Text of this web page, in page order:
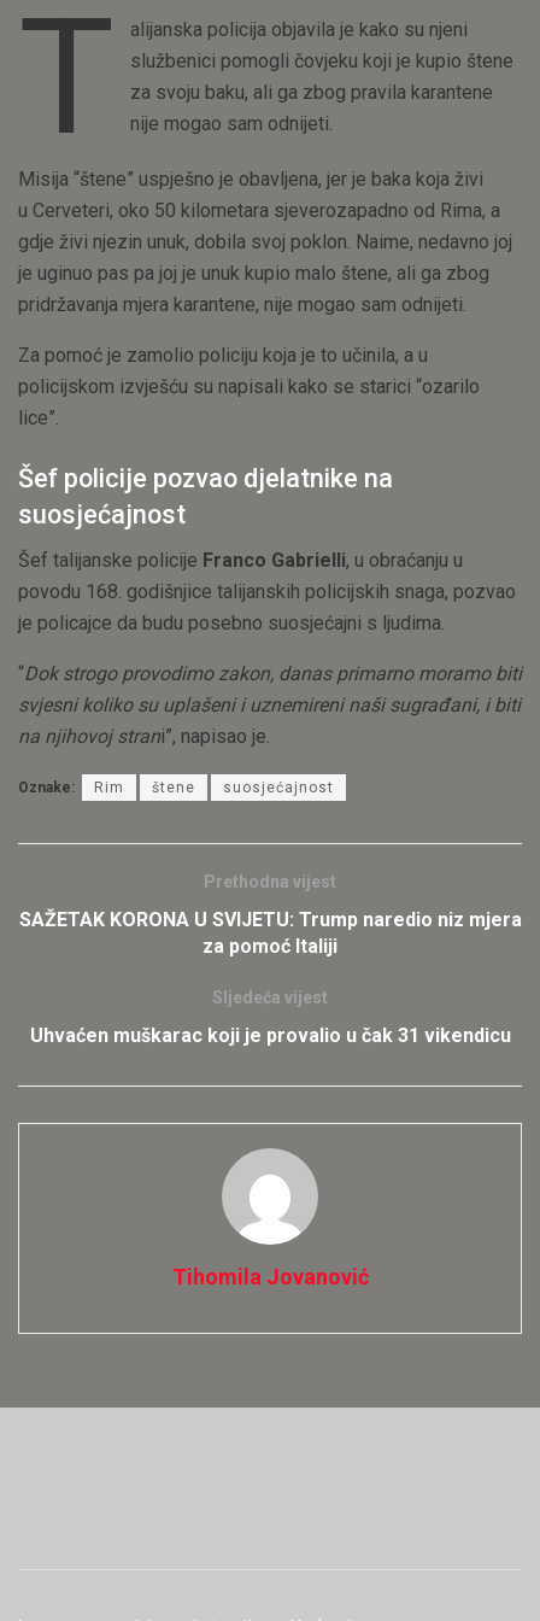
T
alijanska policija objavila je kako su njeni
službenici pomogli čovjeku koji je kupio štene
za svoju baku, ali ga zbog pravila karantene
nije mogao sam odnijeti.
Misija “štene” uspješno je obavljena, jer je baka koja živi
u Cerveteri, oko 50 kilometara sjeverozapadno od Rima, a
gdje živi njezin unuk, dobila svoj poklon. Naime, nedavno joj
je uginuo pas pa joj je unuk kupio malo štene, ali ga zbog
pridržavanja mjera karantene, nije mogao sam odnijeti.
Za pomoć je zamolio policiju koja je to učinila, a u
policijskom izvješću su napisali kako se starici “ozarilo
lice”.
Šef policije pozvao djelatnike na
suosjećajnost
Šef talijanske policije Franco Gabrielli, u obraćanju u
povodu 168. godišnjice talijanskih policijskih snaga, pozvao
je policajce da budu posebno suosjećajni s ljudima.
“Dok strogo provodimo zakon, danas primarno moramo biti
svjesni koliko su uplašeni i uznemireni naši sugrađani, i biti
na njihovoj strani”, napisao je.
Oznake: Rim štene suosjećajnost
Prethodna vijest
SAŽETAK KORONA U SVIJETU: Trump naredio niz mjera
za pomoć Italiji
Sljedeća vijest
Uhvaćen muškarac koji je provalio u čak 31 vikendicu
Tihomila Jovanović